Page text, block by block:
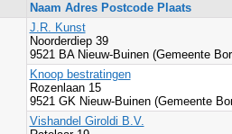
Naam Adres Postcode Plaats
J.R. Kunst
Noorderdiep 39
9521 BA Nieuw-Buinen (Gemeente
Knoop bestratingen
Rozenlaan 15
9521 GK Nieuw-Buinen (Gemeente
Vishandel Giroldi B.V.